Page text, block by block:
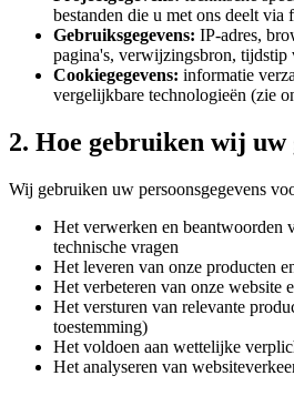
bestanden die u met ons deelt via
Gebruiksgegevens: IP-adres,
pagina's, verwijzingsbron, tijdstip
Cookiegegevens: informatie
vergelijkbare technologieën (zie
2. Hoe gebruiken wij uw
Wij gebruiken uw persoonsgegevens
Het verwerken en beantwoorden
technische vragen
Het leveren van onze producten
Het verbeteren van onze website
Het versturen van relevante
toestemming)
Het voldoen aan wettelijke
Het analyseren van